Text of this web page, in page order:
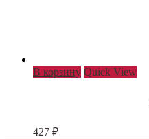
В корзину Quick View
427 ₽